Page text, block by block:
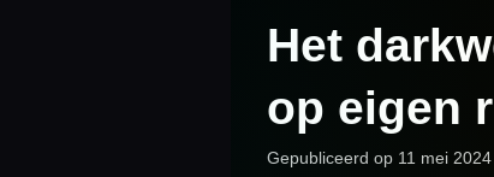
Het
op eigen
Gepubliceerd op 11 mei